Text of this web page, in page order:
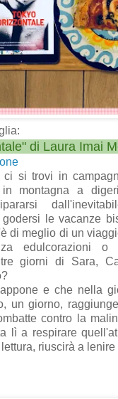
di Laura Imai
ci si trovi in
in montagna a
godersi le vacanze
di meglio di un
edulcorazioni o
giorni di Sara,
e che nella
un giorno,
contro la
lì a respirare
riuscirà a